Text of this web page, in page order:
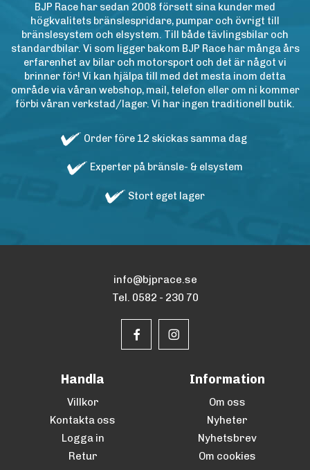
BJP Race har sedan 2008 försett sina kunder med
högkvalitets bränslespridare, pumpar och övrigt till
bränslesystem och elsystem. Till både tävlingsbilar och
standardbilar. Vi som ligger bakom BJP Race har många års
erfarenhet av bilar och motorsport och det är något vi
brinner för! Vi kan hjälpa till med det mesta inom detta
område via våran webshop, mail, telefon eller om ni kommer
förbi våran verkstad/lager. Vi har ingen traditionell butik.
Order före 12 skickas samma dag
Experter på bränsle- & elsystem
Stort eget lager
info@bjprace.se
Tel. 0582 - 230 70
Handla
Villkor
Kontakta oss
Logga in
Retur
Information
Om oss
Nyheter
Nyhetsbrev
Om cookies